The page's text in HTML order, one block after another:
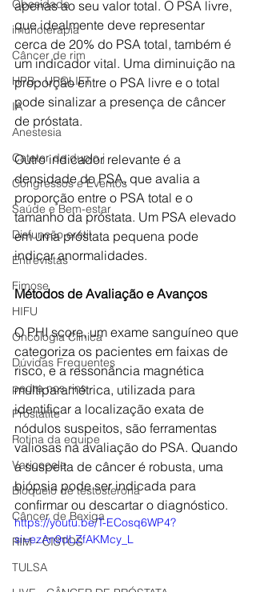
Obesidade
imunoterapia
Câncer de rim
HPB - UROLIFT
IA
Anestesia
Cateter de duplo j
Congressos e Eventos
Saúde e Bem-estar
Disfunção erétil
Entrevistas
Fimose
HIFU
Oncologia Clínica
Dúvidas Frequentes
pedra nos rins
Prostatite
Rotina da equipe
Varicocele
Bloqueio de testosterona
Câncer de Bexiga
RIM - CISTOS
TULSA
apenas ao seu valor total. O PSA livre,
que idealmente deve representar
cerca de 20% do PSA total, também é
um indicador vital. Uma diminuição na
proporção entre o PSA livre e o total
pode sinalizar a presença de câncer
de próstata.
Outro indicador relevante é a
densidade do PSA, que avalia a
proporção entre o PSA total e o
tamanho da próstata. Um PSA elevado
em uma próstata pequena pode
indicar anormalidades.
Métodos de Avaliação e Avanços
O PHI score, um exame sanguíneo que
categoriza os pacientes em faixas de
risco, e a ressonância magnética
multiparamétrica, utilizada para
identificar a localização exata de
nódulos suspeitos, são ferramentas
valiosas na avaliação do PSA. Quando
a suspeita de câncer é robusta, uma
biópsia pode ser indicada para
confirmar ou descartar o diagnóstico.
https://youtu.be/T-ECosq6WP4?
si=ezAn9dLZfAKMcy_L